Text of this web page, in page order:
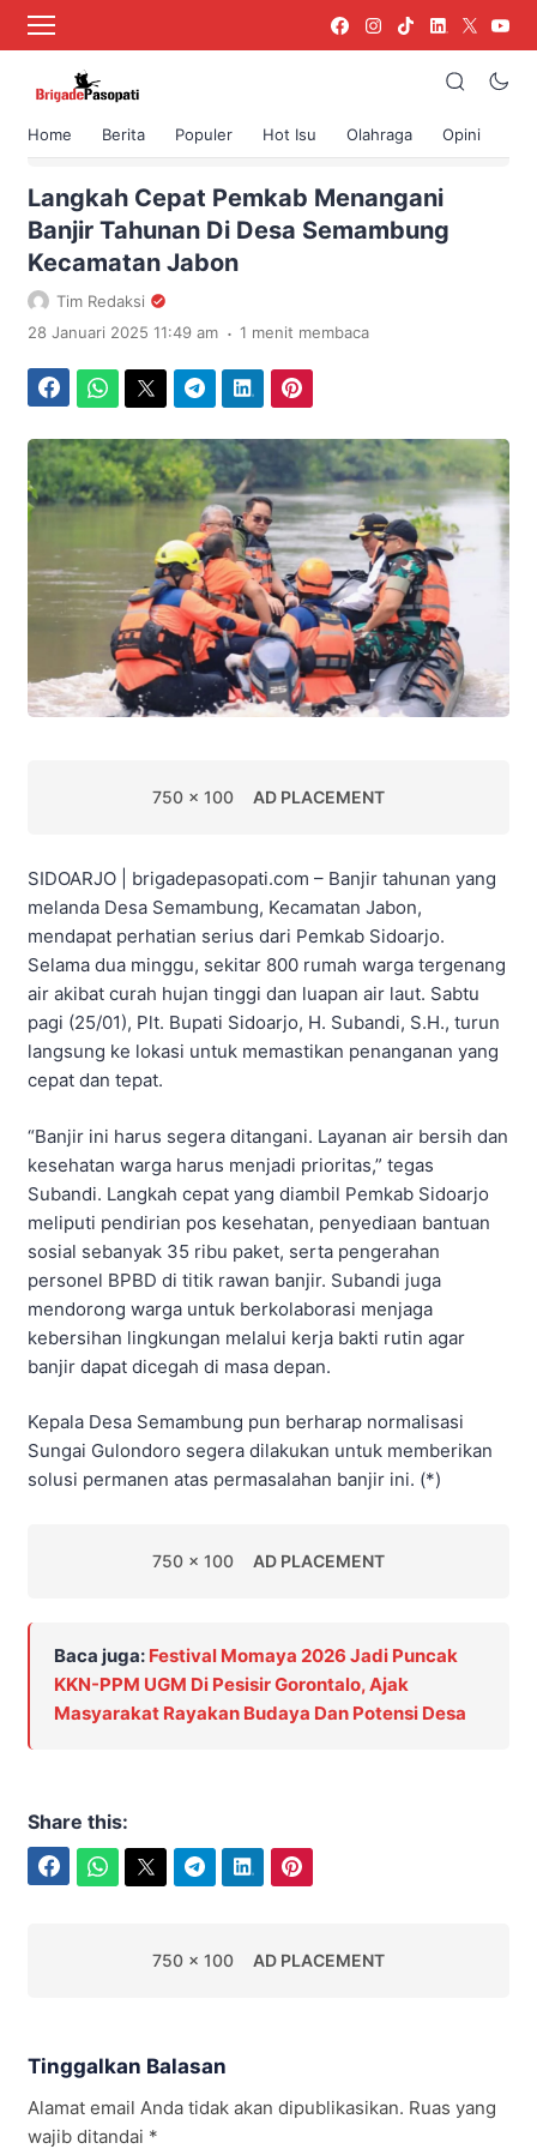
Home Berita Populer Hot Isu Olahraga Opini
›
Langkah Cepat Pemkab Menangani
Banjir Tahunan Di Desa Semambung
Kecamatan Jabon
Tim Redaksi
28 Januari 2025 11:49 am . 1 menit membaca
750 x 100 AD PLACEMENT
SIDOARJO | brigadepasopati.com – Banjir tahunan yang
melanda Desa Semambung, Kecamatan Jabon,
mendapat perhatian serius dari Pemkab Sidoarjo.
Selama dua minggu, sekitar 800 rumah warga tergenang
air akibat curah hujan tinggi dan luapan air laut. Sabtu
pagi (25/01), Plt. Bupati Sidoarjo, H. Subandi, S.H., turun
langsung ke lokasi untuk memastikan penanganan yang
cepat dan tepat.
“Banjir ini harus segera ditangani. Layanan air bersih dan
kesehatan warga harus menjadi prioritas,” tegas
Subandi. Langkah cepat yang diambil Pemkab Sidoarjo
meliputi pendirian pos kesehatan, penyediaan bantuan
sosial sebanyak 35 ribu paket, serta pengerahan
personel BPBD di titik rawan banjir. Subandi juga
mendorong warga untuk berkolaborasi menjaga
kebersihan lingkungan melalui kerja bakti rutin agar
banjir dapat dicegah di masa depan.
Kepala Desa Semambung pun berharap normalisasi
Sungai Gulondoro segera dilakukan untuk memberikan
solusi permanen atas permasalahan banjir ini. (*)
750 x 100 AD PLACEMENT
Baca juga: Festival Momaya 2026 Jadi Puncak
KKN-PPM UGM Di Pesisir Gorontalo, Ajak
Masyarakat Rayakan Budaya Dan Potensi Desa
Share this:
750 x 100 AD PLACEMENT
Tinggalkan Balasan
Alamat email Anda tidak akan dipublikasikan. Ruas yang
wajib ditandai *